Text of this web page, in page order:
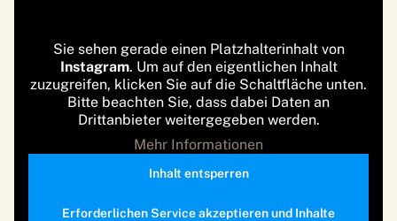
Sie sehen gerade einen Platzhalterinhalt von
Instagram. Um auf den eigentlichen Inhalt
zuzugreifen, klicken Sie auf die Schaltfläche unten.
Bitte beachten Sie, dass dabei Daten an
Drittanbieter weitergegeben werden.
Mehr Informationen
Inhalt entsperren
Erforderlichen Service akzeptieren und Inhalte